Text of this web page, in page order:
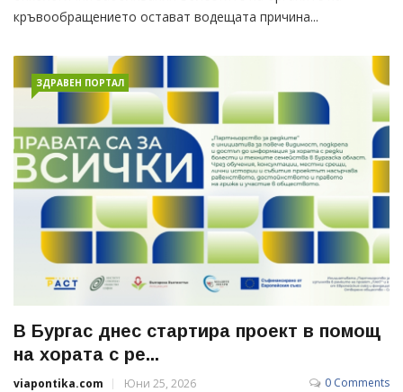
кръвообращението остават водещата причина...
ЗДРАВЕН ПОРТАЛ
В Бургас днес стартира проект в помощ
на хората с ре...
viapontika.com Юни 25, 2026 0 Comments